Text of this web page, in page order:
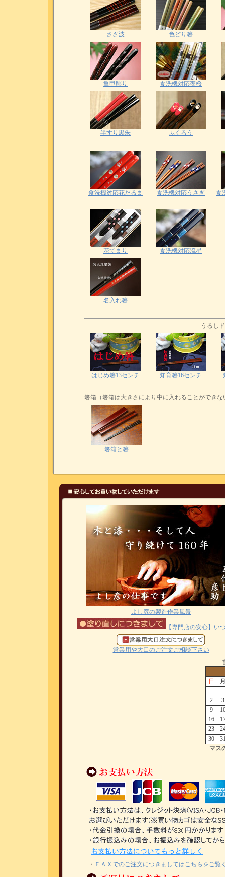
さざ波 色どり箸
亀甲彫り 食洗機対応夜桜
半すり黒朱 ふくろう
食洗機対応花だるま 食洗機対応うさぎ 食
花てまり 食洗機対応流星
名入れ箸
うるし
はじめ箸13センチ 知育箸16センチ
箸箱（箸箱は大きさにより中に入れることができ
箸箱と箸
よし彦の製造作業風景
【専門店の安心】い
営業用や大口のご注文ご相談下さい
日
2
3
9
16
23
30
マス
・ ＦＡＸでのご注文につきましてはこちらをご覧